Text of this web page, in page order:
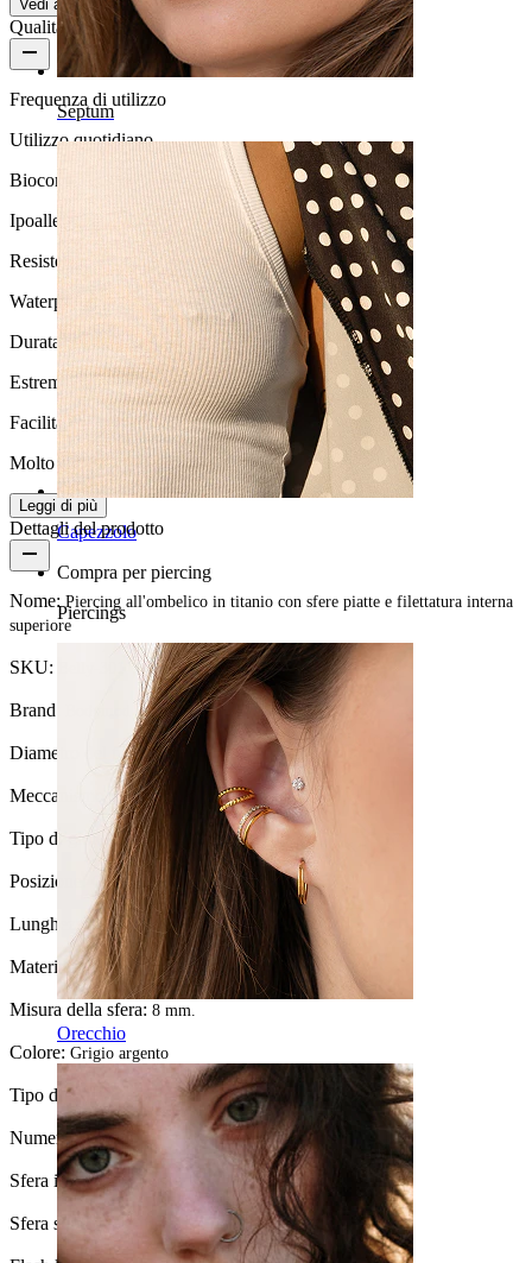
Septum
Capezzolo
Compra per piercing
Piercings
Orecchio
Vedi altro
Qualità del prodotto
Frequenza di utilizzo
Utilizzo quotidiano
Biocompatibilità
Ipoallergenico
Resistenza all'acqua
Waterproof
Durata
Estremamente durevole
Facilità d'uso
Molto facile
Leggi di più
Dettagli del prodotto
Nome:Piercing all'ombelico in titanio con sfere piatte e filettatura interna
superiore
SKU:
Brand: Bodymod Premium
Diametro del filo:1.6 mm
Meccanismo di chiusura: Filettatura interna
Tipo di gioiello:Barbell
Posizione: Ombelico
Lunghezza: 10 mm
Materiale:Titanio
Misura della sfera: 8 mm.
Colore: Grigio argento
Tipo di pietra: Zirconia cubica
Numero di pezzi:
Sfera inferiore:8 mm
Sfera superiore: 5 mm